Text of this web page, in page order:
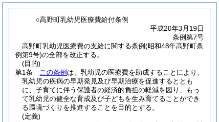
○高野町乳幼児医療費給付条例
平成20年3月19日
条例第7号
高野町乳幼児医療費の支給に関する条例(昭和48年高野町条
例第9号)の全部を改正する。
(目的)
第1条
この条例 は、乳幼児の医療費を助成することにより、
乳幼児の疾病の早期発見及び早期治療を促進するととも
に、子育てに伴う保護者の経済的負担の軽減を図り、もっ
て乳幼児の健全な育成及び子どもを生み育てることができ
る環境づくりを推進することを目的とする。
(定義)